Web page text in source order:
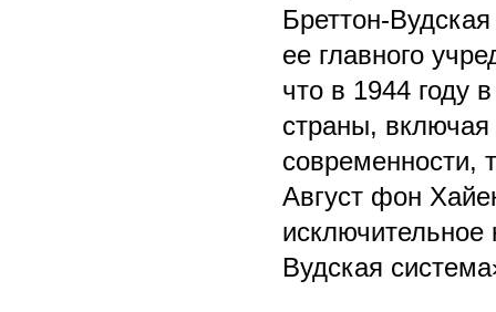
Бреттон-
ее главного
что в 1944 году
страны,
современности,
Август фон
исключительное
Вудская